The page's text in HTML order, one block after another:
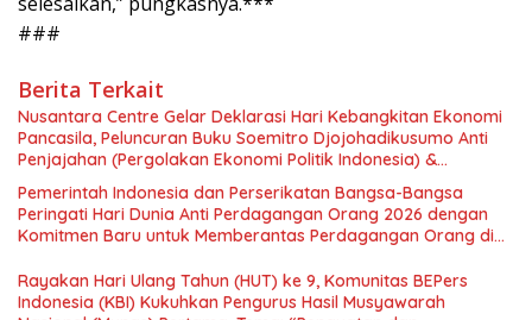
###
Berita Terkait
Nusantara Centre Gelar Deklarasi Hari Kebangkitan Ekonomi
Pancasila, Peluncuran Buku Soemitro Djojohadikusumo Anti
Penjajahan (Pergolakan Ekonomi Politik Indonesia) &
Simposium Nasional “Urgensi Undang-Undang Perekonomian
Nasional dan Kesejahteraan Sosial dalam Menata Bangsa
Menuju Indonesia Emas 2045”,
Pemerintah Indonesia dan Perserikatan Bangsa-Bangsa
Peringati Hari Dunia Anti Perdagangan Orang 2026 dengan
Komitmen Baru untuk Memberantas Perdagangan Orang di
Rayakan Hari Ulang Tahun (HUT) ke 9, Komunitas BEPers
Indonesia (KBI) Kukuhkan Pengurus Hasil Musyawarah